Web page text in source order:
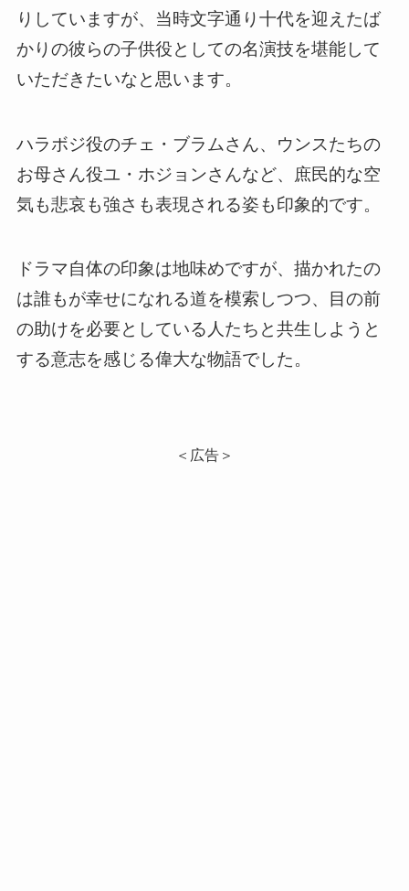
りしていますが、当時文字通り十代を迎えたば
かりの彼らの子供役としての名演技を堪能して
いただきたいなと思います。
ハラボジ役のチェ・ブラムさん、ウンスたちの
お母さん役ユ・ホジョンさんなど、庶民的な空
気も悲哀も強さも表現される姿も印象的です。
ドラマ自体の印象は地味めですが、描かれたの
は誰もが幸せになれる道を模索しつつ、目の前
の助けを必要としている人たちと共生しようと
する意志を感じる偉大な物語でした。
＜広告＞